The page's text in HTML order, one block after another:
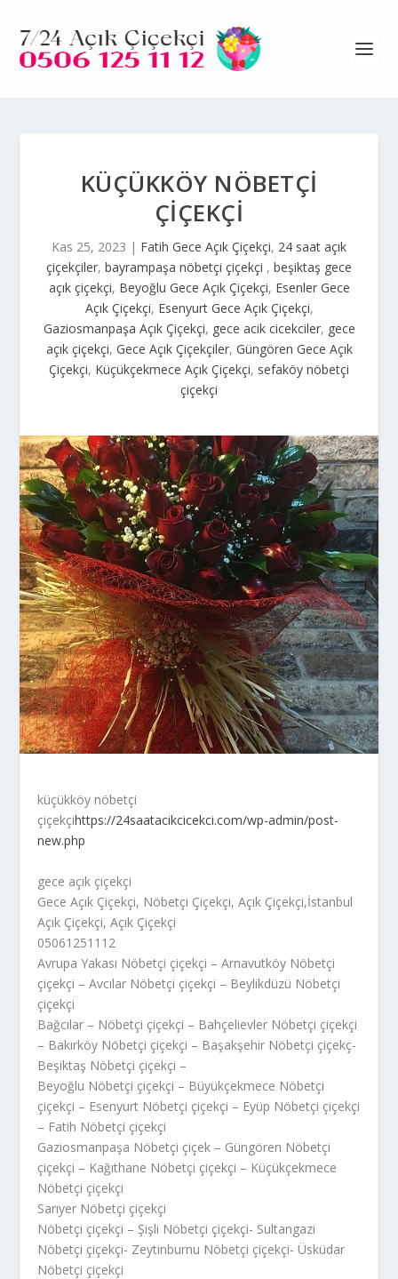
KÜÇÜKKÖY NÖBETÇI
ÇIÇEKÇI
Kas 25, 2023 | Fatih Gece Açık Çiçekçi, 24 saat açık
çiçekçiler, bayrampaşa nöbetçi çiçekçi , beşiktaş gece
açık çiçekçi, Beyoğlu Gece Açık Çiçekçi, Esenler Gece
Açık Çiçekçi, Esenyurt Gece Açık Çiçekçi,
Gaziosmanpaşa Açık Çiçekçi, gece acik cicekciler, gece
açık çiçekçi, Gece Açık Çiçekçiler, Güngören Gece Açık
Çiçekçi, Küçükçekmece Açık Çiçekçi, sefaköy nöbetçi
çiçekçi
küçükköy nöbetçi
çiçekçihttps://24saatacikcicekci.com/wp-admin/post-
new.php
gece açık çiçekçi
Gece Açık Çiçekçi, Nöbetçi Çiçekçi, Açık Çiçekçi,İstanbul
Açık Çiçekçi, Açık Çiçekçi
05061251112
Avrupa Yakası Nöbetçi çiçekçi – Arnavutköy Nöbetçi
çiçekçi – Avcılar Nöbetçi çiçekçi – Beylikdüzü Nöbetçi
çiçekçi
Bağcılar – Nöbetçi çiçekçi – Bahçelievler Nöbetçi çiçekçi
– Bakırköy Nöbetçi çiçekçi – Başakşehir Nöbetçi çiçekç-
Beşiktaş Nöbetçi çiçekçi –
Beyoğlu Nöbetçi çiçekçi – Büyükçekmece Nöbetçi
çiçekçi – Esenyurt Nöbetçi çiçekçi – Eyüp Nöbetçi çiçekçi
– Fatih Nöbetçi çiçekçi
Gaziosmanpaşa Nöbetçi çiçek – Güngören Nöbetçi
çiçekçi – Kağıthane Nöbetçi çiçekçi – Küçükçekmece
Nöbetçi çiçekçi
Sarıyer Nöbetçi çiçekçi
Nöbetçi çiçekçi – Şişli Nöbetçi çiçekçi- Sultangazi
Nöbetçi çiçekçi- Zeytinburnu Nöbetçi çiçekçi- Üsküdar
Nöbetçi çiçekçi